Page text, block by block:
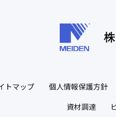
トマップ 個人情報保護方針
資材調達